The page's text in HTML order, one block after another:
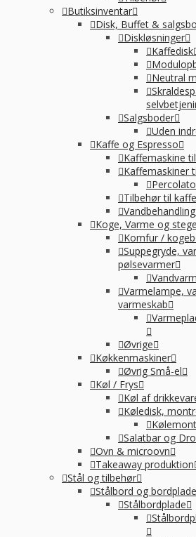
Butiksinventar
Disk, Buffet &
Diskløsninger
Kaffedisk
Neutral
Salgsboder
Uden
Kaffe og Espresso
Kaffemaskine
Kaffemaskiner
Tilbehør til
Vandbehandling
Koge, Varme og stege
Komfur /
Suppegryde,
pølsevarmer
Varmelampe,
varmeskab
Øvrige
Køkkenmaskiner
Øvrig Små-el
Køl / Frys
Køl af
Køledisk,
Salatbar og
Ovn & microovn
Takeaway produktion
Stål og tilbehør
Stålbord og bordplade
Stålbordplade